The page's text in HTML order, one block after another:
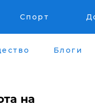
Спорт
Блоги
на